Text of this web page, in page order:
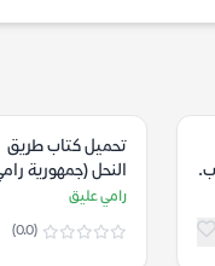
تحميل كتاب طريق
النحل (جمهورية
عليق) – رامي عليق
رامي عليق
(0.0)